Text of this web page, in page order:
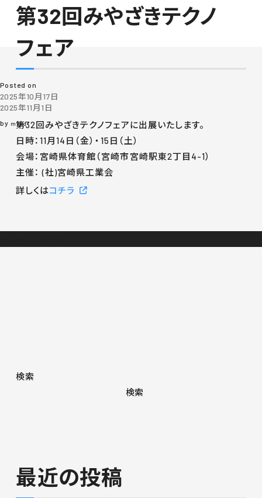
月:2025年10月
第32回みやざきテクノ
フェア
Posted on
2025年10月17日
2025年11月1日
by mkkd
第32回みやざきテクノフェアに出展いたします。
日時：11月14日（金）・15日（土）
会場：宮崎県体育館（宮崎市宮崎駅東2丁目4-1）
主催： (社)宮崎県工業会
詳しくはコチラ
検索
検索
最近の投稿